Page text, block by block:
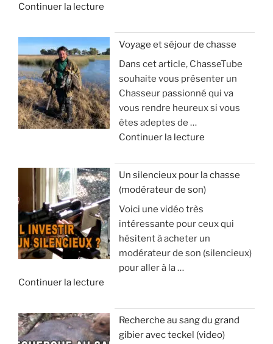
Continuer la lecture
«
B
a
l
l
e
a
p
o
p
h
y
s
à
v
Voyage et séjour de chasse
Dans cet article, ChasseTube
souhaite vous présenter un
Chasseur passionné qui va
vous rendre heureux si vous
êtes adeptes de …
Continuer la lecture
«
V
y
a
g
s
é
j
Un silencieux pour la chasse
(modérateur de son)
Voici une vidéo très
intéressante pour ceux qui
hésitent à acheter un
modérateur de son (silencieux)
pour aller à la …
Continuer la lecture
«
U
Recherche au sang du grand
gibier avec teckel (video)